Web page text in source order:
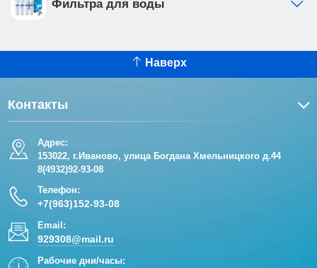
Фильтра для воды
Наверх
Контакты
Адрес:
153022, г.Иваново, улица Богдана Хмельницкого д.44
8(4932)92-93-08
Телефон:
+7(963)152-93-08
Email:
929308@mail.ru
Рабочие дни/часы: